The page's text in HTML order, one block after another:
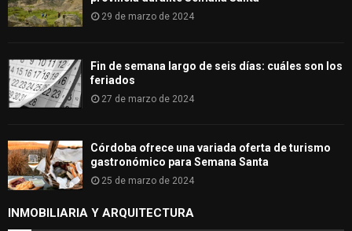
29 de marzo de 2024
Fin de semana largo de seis días: cuáles son los
feriados
27 de marzo de 2024
Córdoba ofrece una variada oferta de turismo
gastronómico para Semana Santa
25 de marzo de 2024
INMOBILIARIA Y ARQUITECTURA